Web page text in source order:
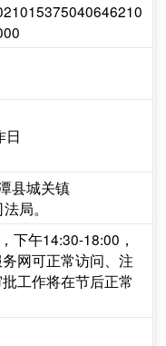
日
县城关镇
局。
下午14:30-18:00，
网可正常访问、注
工作将在节后正常